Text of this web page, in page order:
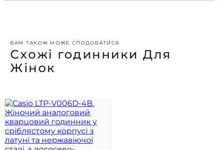
ВАМ ТАКОЖ МОЖЕ СПОДОБАТИСЯ
Схожі годинники Для
Жінок